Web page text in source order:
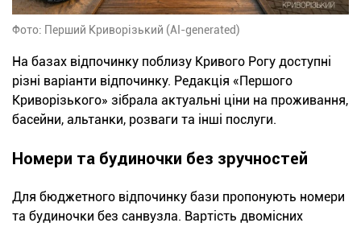
Фото: Перший Криворізький (AI-generated)
На базах відпочинку поблизу Кривого Рогу доступні
різні варіанти відпочинку. Редакція «Першого
Криворізького» зібрала актуальні ціни на проживання,
басейни, альтанки, розваги та інші послуги.
Номери та будиночки без зручностей
Для бюджетного відпочинку бази пропонують номери
та будиночки без санвузла. Вартість двомісних